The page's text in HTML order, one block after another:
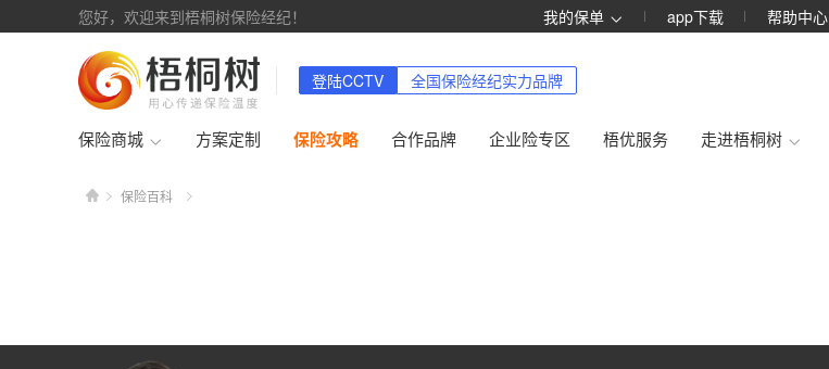
您好，欢迎来到梧桐树保险经纪！ 帮助中心
app下载
我的保单
登陆CCTV 全国保险经纪实力品牌
保险商城 方案定制 保险攻略 合作品牌 企业险专区 梧优服务 走进梧桐树
保险百科